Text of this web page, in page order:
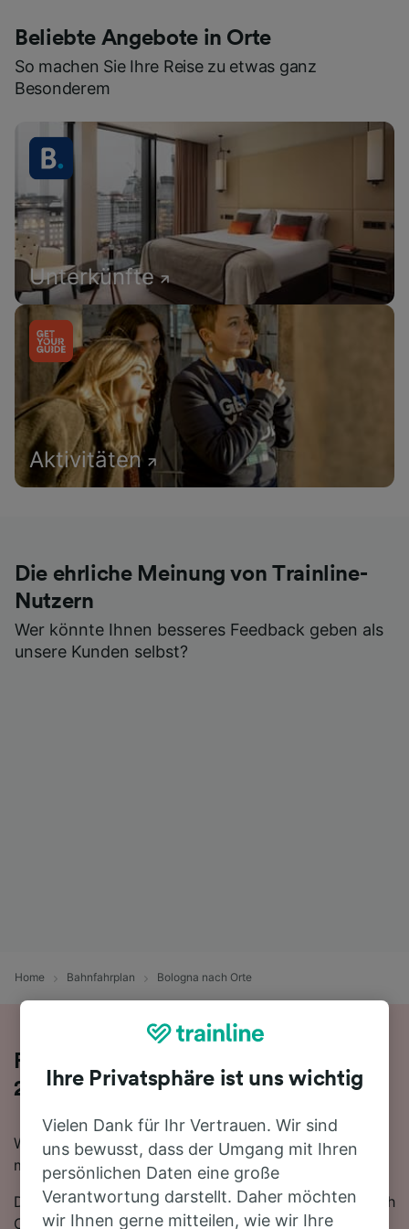
Beliebte Angebote in Orte
So machen Sie Ihre Reise zu etwas ganz
Besonderem
Unterkünfte
Aktivitäten
Die ehrliche Meinung von Trainline-
Nutzern
Wer könnte Ihnen besseres Feedback geben als
unsere Kunden selbst?
Home Bahnfahrplan Bologna nach Orte
Fahren Sie mit dem Zug in 2 Stunden
23 Minuten von Bologna nach Orte
Wenn Sie mit dem Zug von Bologna nach Orte reisen
möchten, sind Sie hier genau richtig.
Die schnellste Reisezeit für die Fahrt von Bologna nach
Orte mit dem Zug beträgt 2 Stunden 23 Minuten. In
Ihre Privatsphäre ist uns wichtig
Vielen Dank für Ihr Vertrauen. Wir sind
uns bewusst, dass der Umgang mit Ihren
persönlichen Daten eine große
Verantwortung darstellt. Daher möchten
wir Ihnen gerne mitteilen, wie wir Ihre